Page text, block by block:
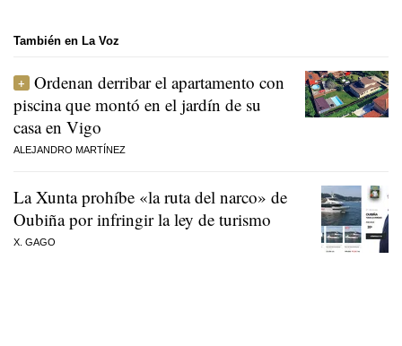
También en La Voz
Ordenan derribar el apartamento con
piscina que montó en el jardín de su
casa en Vigo
ALEJANDRO MARTÍNEZ
La Xunta prohíbe «la ruta del narco» de
Oubiña por infringir la ley de turismo
X. GAGO